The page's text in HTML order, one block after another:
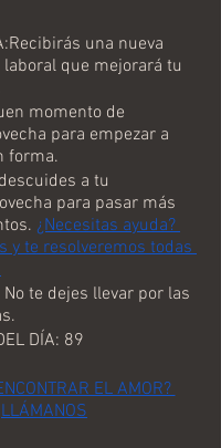
una nueva
que mejorará tu
momento de
para empezar a
forma.
a tu
para pasar más
¿Necesitas ayuda?
y te resolveremos todas
No te dejes llevar por las
DÍA: 89
EL AMOR?
LLÁMANOS